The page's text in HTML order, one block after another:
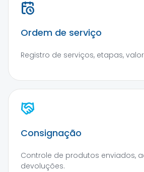
Ordem de serviço
Registro de serviços, etapas,
Consignação
Controle de produtos enviados,
devoluções.